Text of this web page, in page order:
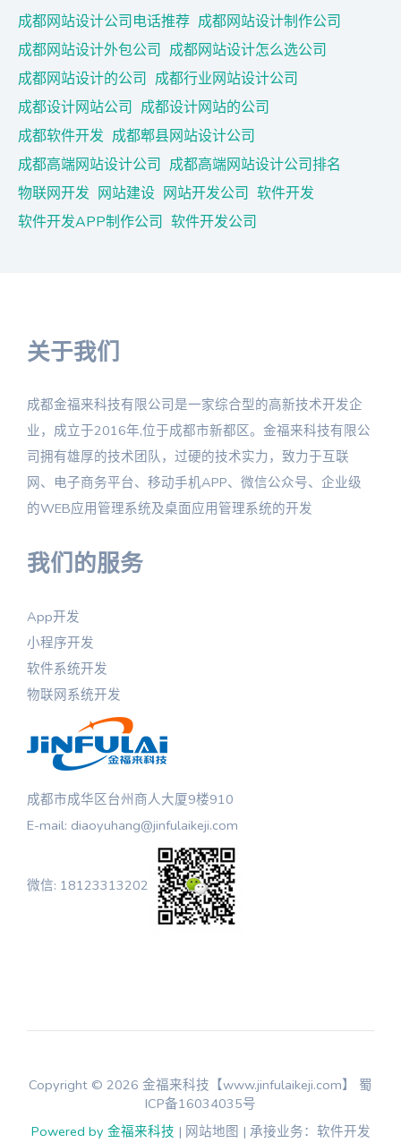
成都网站设计公司电话推荐 成都网站设计制作公司
成都网站设计外包公司 成都网站设计怎么选公司
成都网站设计的公司 成都行业网站设计公司
成都设计网站公司 成都设计网站的公司
成都软件开发 成都郫县网站设计公司
成都高端网站设计公司 成都高端网站设计公司排名
物联网开发 网站建设 网站开发公司 软件开发
软件开发APP制作公司 软件开发公司
关于我们
成都金福来科技有限公司是一家综合型的高新技术开发企
业，成立于2016年,位于成都市新都区。金福来科技有限公
司拥有雄厚的技术团队，过硬的技术实力，致力于互联
网、电子商务平台、移动手机APP、微信公众号、企业级
的WEB应用管理系统及桌面应用管理系统的开发
我们的服务
App开发
小程序开发
软件系统开发
物联网系统开发
成都市成华区台州商人大厦9楼910
E-mail: diaoyuhang@jinfulaikeji.com
微信: 18123313202
Copyright © 2026 金福来科技【www.jinfulaikeji.com】 蜀
ICP备16034035号
Powered by 金福来科技 | 网站地图 | 承接业务：软件开发